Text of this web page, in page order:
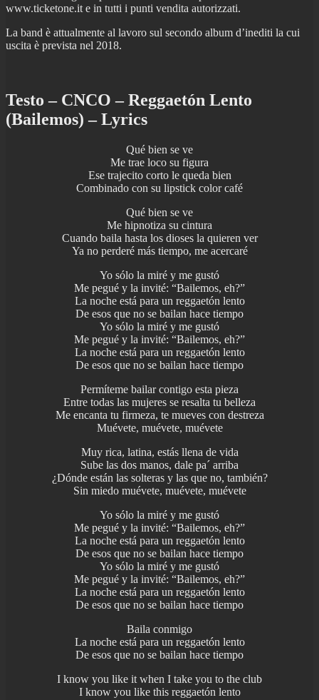
www.ticketone.it e in tutti i punti vendita autorizzati.
La band è attualmente al lavoro sul secondo album d’inediti la cui
uscita è prevista nel 2018.
Testo – CNCO – Reggaetón Lento
(Bailemos) – Lyrics
Qué bien se ve
Me trae loco su figura
Ese trajecito corto le queda bien
Combinado con su lipstick color café
Qué bien se ve
Me hipnotiza su cintura
Cuando baila hasta los dioses la quieren ver
Ya no perderé más tiempo, me acercaré
Yo sólo la miré y me gustó
Me pegué y la invité: “Bailemos, eh?”
La noche está para un reggaetón lento
De esos que no se bailan hace tiempo
Yo sólo la miré y me gustó
Me pegué y la invité: “Bailemos, eh?”
La noche está para un reggaetón lento
De esos que no se bailan hace tiempo
Permíteme bailar contigo esta pieza
Entre todas las mujeres se resalta tu belleza
Me encanta tu firmeza, te mueves con destreza
Muévete, muévete, muévete
Muy rica, latina, estás llena de vida
Sube las dos manos, dale pa´ arriba
¿Dónde están las solteras y las que no, también?
Sin miedo muévete, muévete, muévete
Yo sólo la miré y me gustó
Me pegué y la invité: “Bailemos, eh?”
La noche está para un reggaetón lento
De esos que no se bailan hace tiempo
Yo sólo la miré y me gustó
Me pegué y la invité: “Bailemos, eh?”
La noche está para un reggaetón lento
De esos que no se bailan hace tiempo
Baila conmigo
La noche está para un reggaetón lento
De esos que no se bailan hace tiempo
I know you like it when I take you to the club
I know you like this reggaetón lento